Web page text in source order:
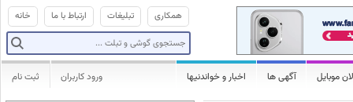
خانه ارتباط با ما تبلیغات همکاری
موبایل آگهی ها اخبار و خواندنیها ثبت نام ورود کاربران